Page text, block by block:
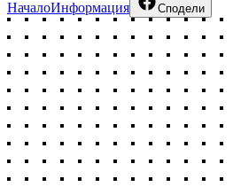
НачалоИнформация Сподели